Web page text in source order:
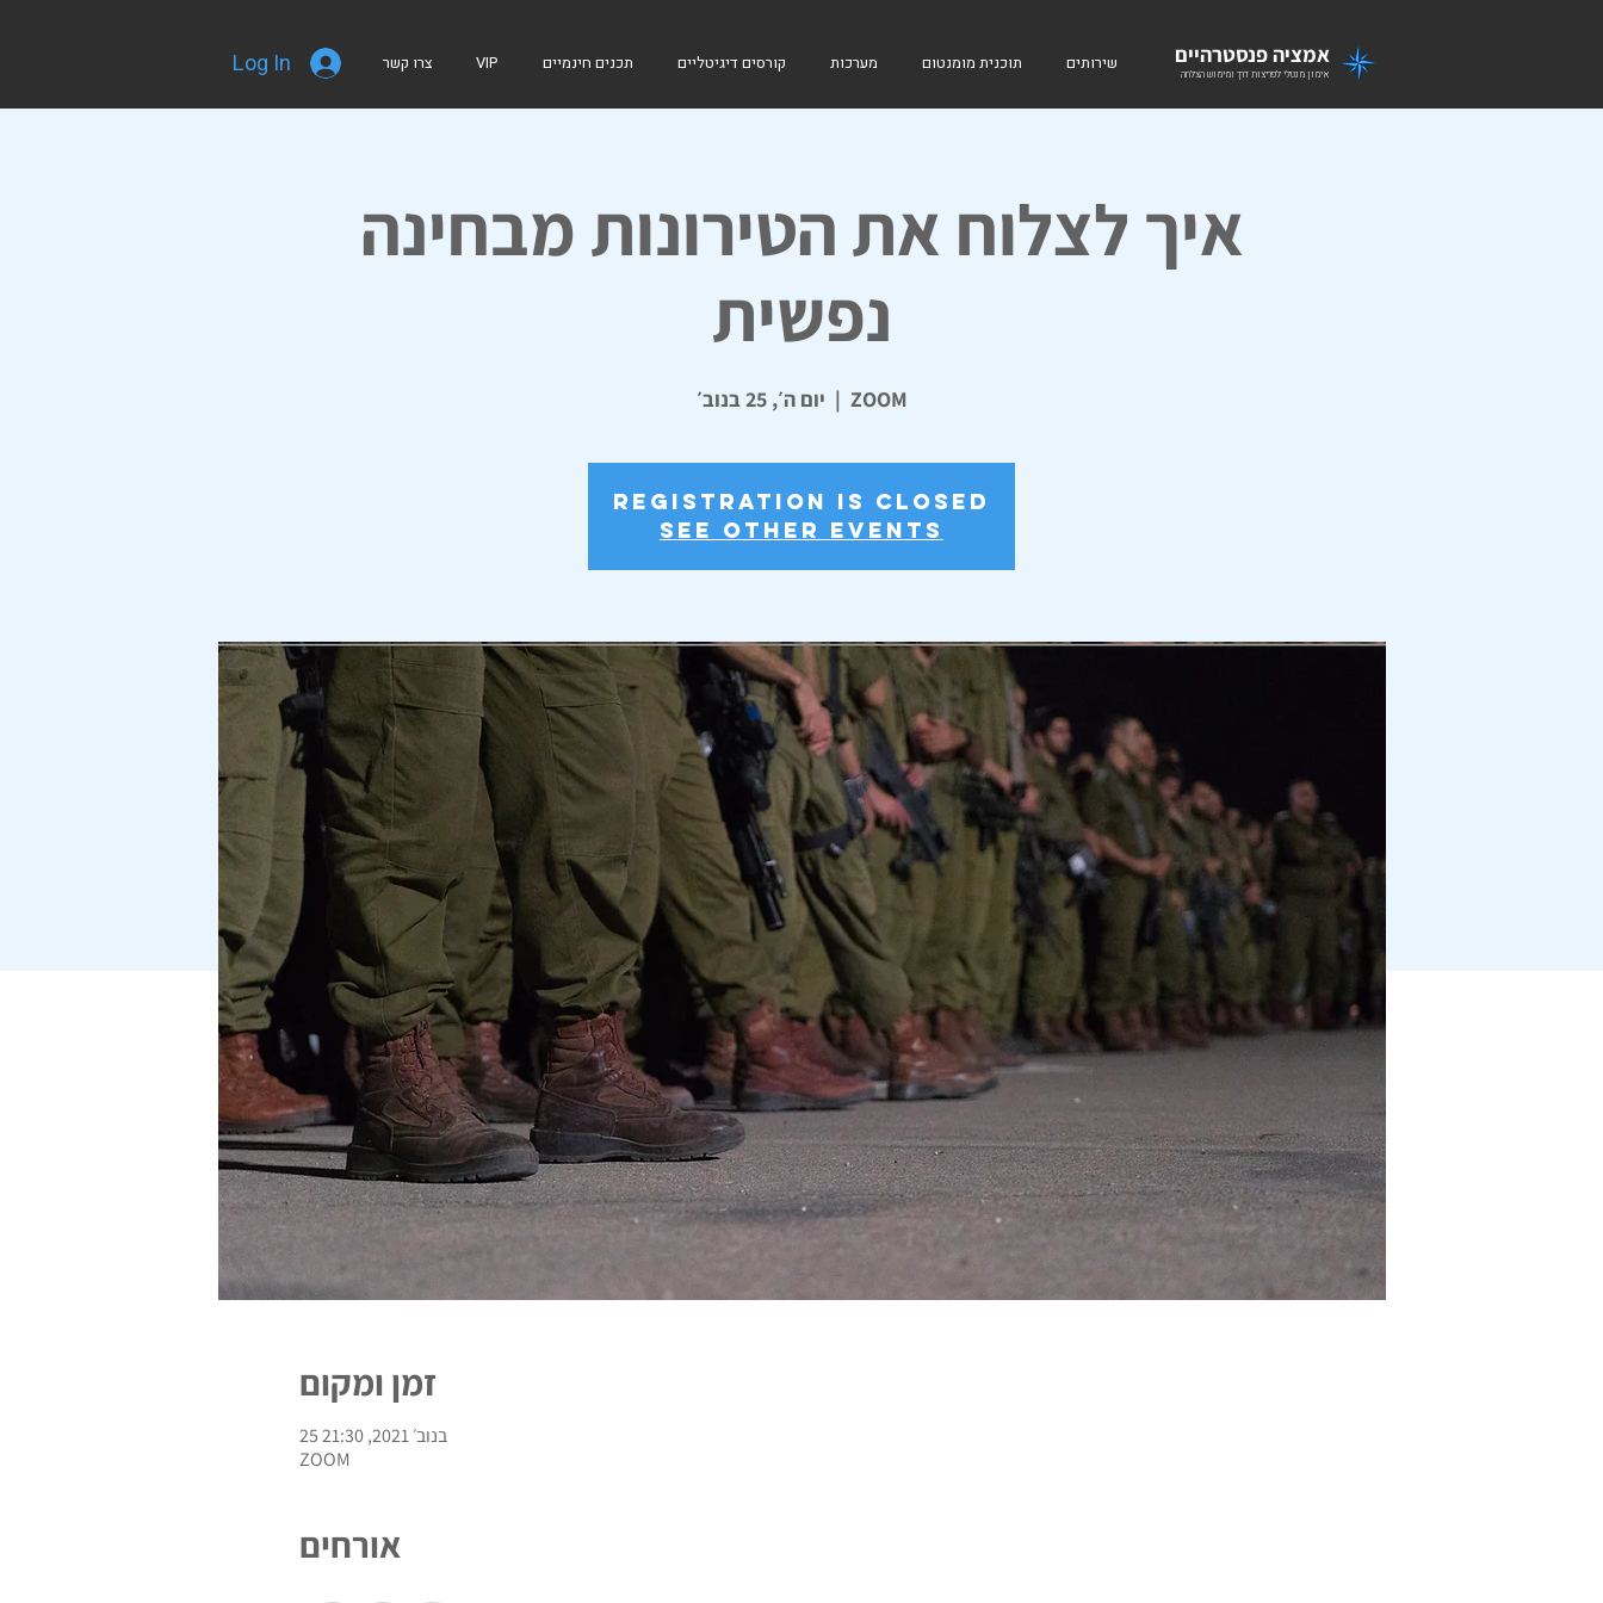
Log In שירותים תוכנית מומנטום מערכות קורסים דיגיטליים תכנים חינמיים VIP צרו קשר אמציה פנסטרהיים
אימון מנטלי לפריצות דרך ומימוש הצלחה
איך לצלוח את הטירונות מבחינה
נפשית
יום ה׳, 25 בנוב׳
  |
ZOOM
Registration is Closed
See other events
זמן ומקום
25 בנוב׳ 2021, 21:30
ZOOM
אורחים